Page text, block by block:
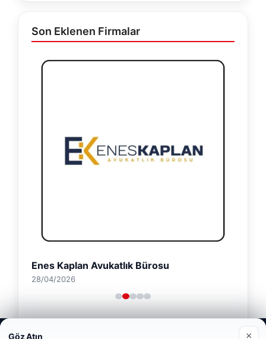
Son Eklenen Firmalar
Enes Kaplan Avukatlık Bürosu
28/04/2026
Web sitemizi nasıl kullandığınızı daha iyi anlayabilmek,
Göz Atın ×